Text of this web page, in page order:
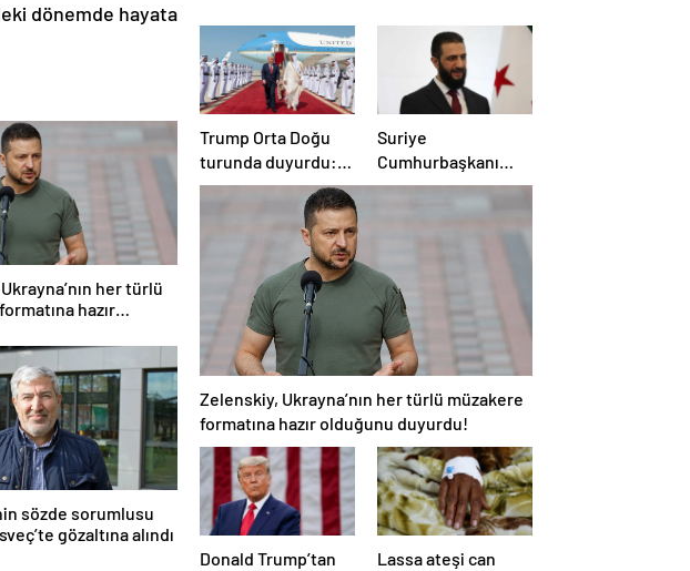
dönemde hayata
her türlü
hazır
sözde sorumlusu
gözaltına alındı
Trump Orta Doğu
turunda duyurdu:
Katar ile Boeing
arasında 200 milyar
dolarlık anlaşma
Suriye
Cumhurbaşkanı
Şara’dan Başkan
Zelenskiy, Ukrayna’nın her türlü müzakere
formatına hazır olduğunu duyurdu!
Donald Trump’tan
Lassa ateşi can